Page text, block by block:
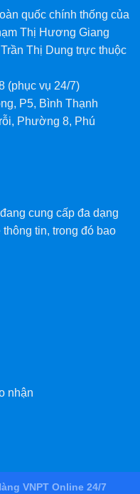
quốc chính thống của
Thị Hương Giang
Thị Dung trực thuộc
(phục vụ 24/7)
P5, Bình Thạnh
Phường 8, Phú
cung cấp đa dạng
tin, trong đó bao
nhận
VNPT Online 24/7